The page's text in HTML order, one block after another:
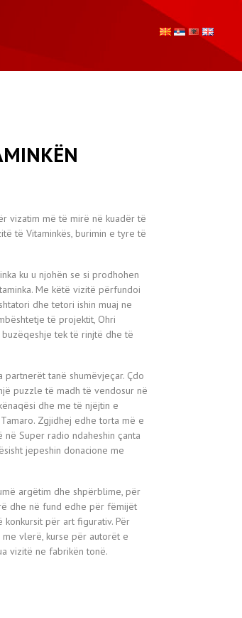
vizatim më të mirë në kuadër të
të Vitaminkës, burimin e tyre të
ku u njohën se si prodhohen
Me këtë vizitë përfundoi
dhe tetori ishin muaj ne
të projektit, Ohri
tek të rinjtë dhe të
tanë shumëvjeçar. Çdo
puzzle të madh të vendosur në
dhe me të njëjtin e
Zgjidhej edhe torta më e
Super radio ndaheshin çanta
jepeshin donacione me
argëtim dhe shpërblime, për
dhe në fund edhe për fëmijët
për art figurativ. Për
vlerë, kurse për autorët e
vizitë ne fabrikën tonë.